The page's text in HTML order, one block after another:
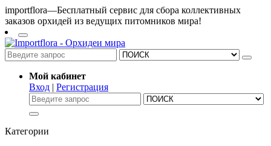
importflora—Бесплатный сервис для сбора коллективных
заказов орхидей из ведущих питомников мира!
Мой кабинет
Вход | Регистрация
Категории